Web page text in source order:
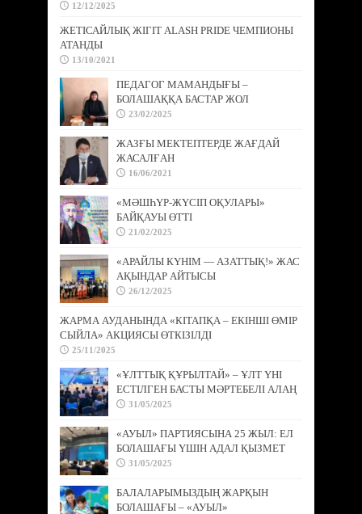
12/12/2025
ЖЕТІСАЙЛЫҚ ЖІГІТ ALASH PRIDE ЧЕМПИОНЫ
АТАНДЫ
13/10/2021
ПЕДАГОГ МАМАНДЫҒЫ –
БОЛАШАҚҚА БАСТАР ЖОЛ
23/02/2025
ЖАЗҒЫ МЕКТЕПТЕРДЕ ЖАҒДАЙ
ЖАСАЛҒАН
16/06/2021
«МӘШҺҮР-ЖҮСІП ОҚУЛАРЫ»
БАЙҚАУЫ ӨТТІ
21/02/2025
«АРАЙЛЫ КҮНІМ — АЗАТТЫҚ!» ЖАС
АҚЫНДАР АЙТЫСЫ
26/12/2025
ЖАРМА АУДАНЫНДА «КІТАПҚА – ЕКІНШІ ӨМІР
СЫЙЛА» АКЦИЯСЫ ӨТКІЗІЛДІ
25/11/2025
«ҰЛТТЫҚ ҚҰРЫЛТАЙ» – ҰЛТ ҮНІ
ЕСТІЛГЕН БАСТЫ МӘРТЕБЕЛІ АЛАҢ
31/05/2025
«АУЫЛ» ПАРТИЯСЫНА 25 ЖЫЛ: ЕЛ
БОЛАШАҒЫ ҮШІН АДАЛ ҚЫЗМЕТ
31/05/2025
БАЛАЛАРЫМЫЗДЫҢ ЖАРҚЫН
БОЛАШАҒЫ – «АУЫЛ»